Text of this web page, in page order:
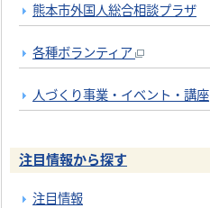
熊本市外国人総合相談プラザ
各種ボランティア
人づくり事業・イベント・講座
注目情報から探す
注目情報